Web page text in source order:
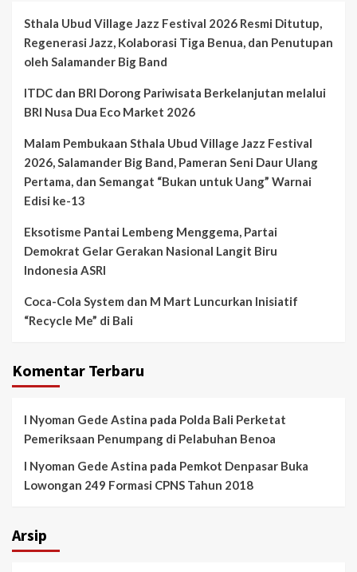
Sthala Ubud Village Jazz Festival 2026 Resmi Ditutup,
Regenerasi Jazz, Kolaborasi Tiga Benua, dan Penutupan
oleh Salamander Big Band
ITDC dan BRI Dorong Pariwisata Berkelanjutan melalui
BRI Nusa Dua Eco Market 2026
Malam Pembukaan Sthala Ubud Village Jazz Festival
2026, Salamander Big Band, Pameran Seni Daur Ulang
Pertama, dan Semangat “Bukan untuk Uang” Warnai
Edisi ke-13
Eksotisme Pantai Lembeng Menggema, Partai
Demokrat Gelar Gerakan Nasional Langit Biru
Indonesia ASRI
Coca-Cola System dan M Mart Luncurkan Inisiatif
“Recycle Me” di Bali
Komentar Terbaru
I Nyoman Gede Astina pada Polda Bali Perketat
Pemeriksaan Penumpang di Pelabuhan Benoa
I Nyoman Gede Astina pada Pemkot Denpasar Buka
Lowongan 249 Formasi CPNS Tahun 2018
Arsip